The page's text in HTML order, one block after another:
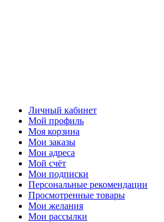
Личный кабинет
Мой профиль
Моя корзина
Мои заказы
Мои адреса
Мой счёт
Мои подписки
Персональные рекомендации
Просмотренные товары
Мои желания
Мои рассылки